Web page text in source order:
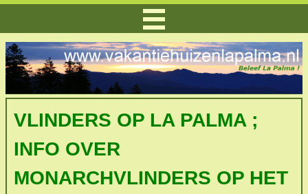
VLINDERS OP LA PALMA ;
INFO OVER
MONARCHVLINDERS OP HET